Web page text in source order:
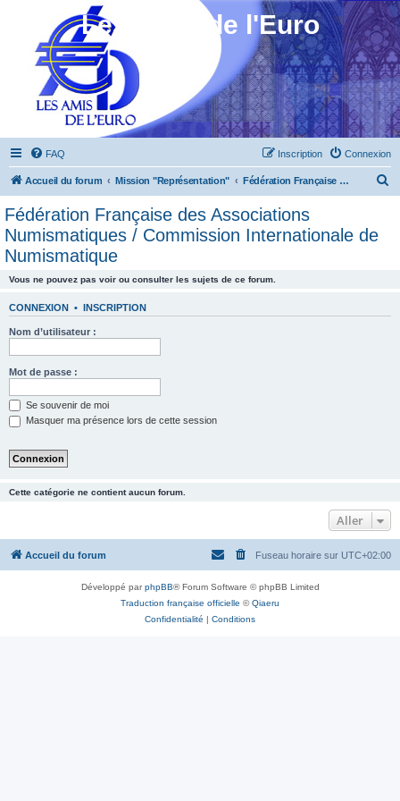
Les Amis de l'Euro
FAQ Connexion
Inscription
Accueil du forum Mission "Représentation" Fédération Française des Associations Numismatiques / Commission Internationale de Numismatique
Fédération Française des Associations
Numismatiques / Commission Internationale de
Numismatique
Vous ne pouvez pas voir ou consulter les sujets de ce forum.
CONNEXION • INSCRIPTION
Nom d’utilisateur :
Mot de passe :
Se souvenir de moi
Masquer ma présence lors de cette session
Cette catégorie ne contient aucun forum.
Aller
Accueil du forum Fuseau horaire sur UTC+02:00
Développé parphpBB® Forum Software © phpBB Limited
Traduction française officielle ©Qiaeru
Confidentialité | Conditions